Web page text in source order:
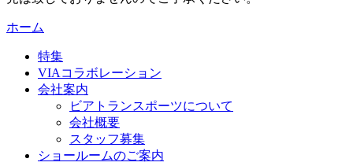
ホーム
特集
VIAコラボレーション
会社案内
ビアトランスポーツについて
会社概要
スタッフ募集
ショールームのご案内